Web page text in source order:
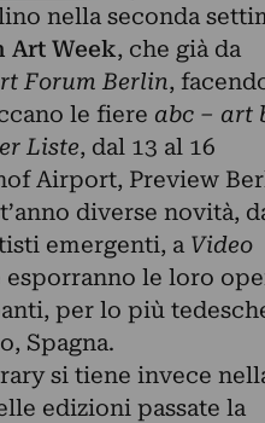
nella seconda
Art Week, che già da
Forum Berlin,
le fiere abc – art
Liste, dal 13 al 16
Airport, Preview
diverse novità,
emergenti, a Video
le loro
per lo più
Spagna.
si tiene invece
edizioni passate la